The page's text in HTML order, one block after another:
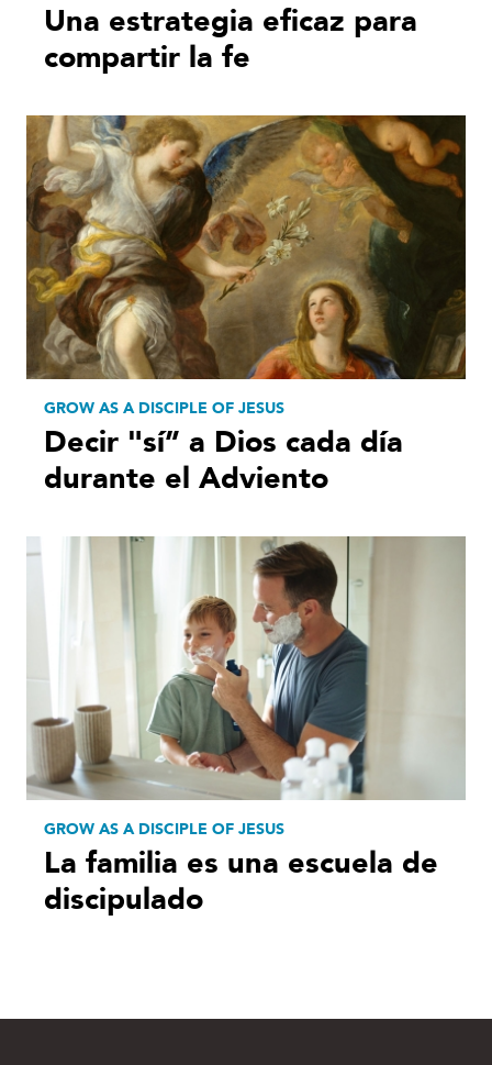
Una estrategia eficaz para
compartir la fe
GROW AS A DISCIPLE OF JESUS
Decir "sí” a Dios cada día
durante el Adviento
GROW AS A DISCIPLE OF JESUS
La familia es una escuela de
discipulado